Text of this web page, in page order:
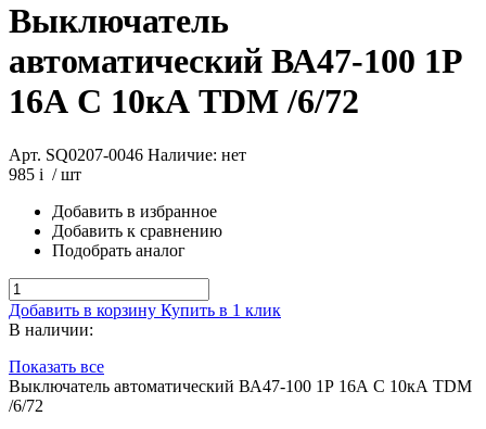
Выключатель
автоматический ВА47-100 1Р
16А C 10кА TDM /6/72
Арт. SQ0207-0046 Наличие: нет
985 i / шт
Добавить в избранное
Добавить к сравнению
Подобрать аналог
Добавить в корзину Купить в 1 клик
В наличии:
Показать все
Выключатель автоматический ВА47-100 1Р 16А C 10кА TDM
/6/72